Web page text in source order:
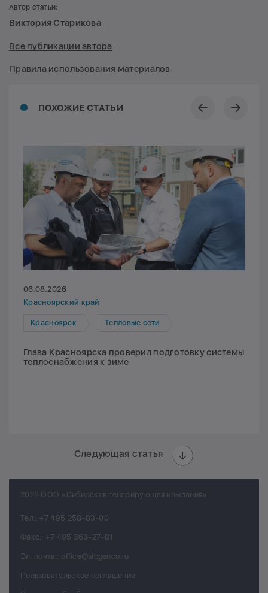
ПОХОЖИЕ СТАТЬИ
06.08.2026
Красноярский край
Красноярск Тепловые сети
Глава Красноярска проверил подготовку системы
теплоснабжения к зиме
Следующая статья
Автор статьи:
Виктория Старикова
Все публикации автора
Правила использования материалов
2026 ООО «Сибирская генерирующая компания»
Тел.: +7 495 258-83-00
Факс.: +7 495 363-27-81
Эл. почта.: office@sibgenco.ru
Пользовательское соглашение